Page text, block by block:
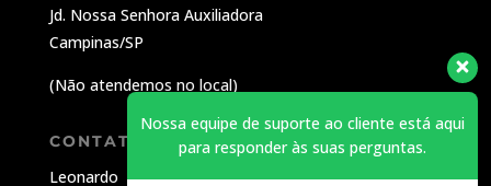
Jd. Nossa Senhora Auxiliadora
Campinas/SP
(Não atendemos no local)
CONTATO
Leonardo
Nossa equipe de suporte ao cliente está aqui
para responder às suas perguntas.